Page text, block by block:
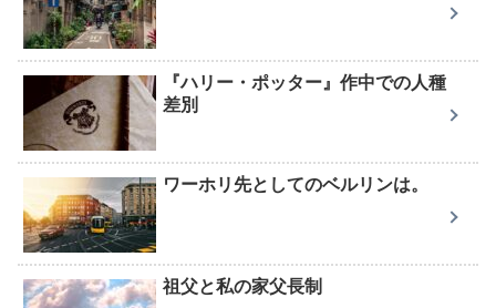
『ハリー・ポッター』作中での人種
差別
ワーホリ先としてのベルリンは。
祖父と私の家父長制